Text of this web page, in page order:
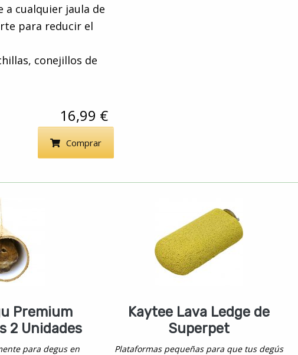
a cualquier jaula de
para reducir el
conejillos de
16,99 €
Comprar
Premium
2 Unidades
para degus en
Kaytee Lava Ledge de
Superpet
Plataformas pequeñas para que tus degús